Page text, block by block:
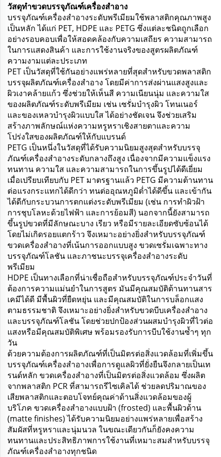
วัสดุทำขวดบรรจุภัณฑ์เครื่องสำอาง
บรรจุภัณฑ์เครื่องสำอางระดับพรีเมียมใช้พลาสติกคุณภาพสูง
เป็นหลัก ได้แก่ PET, HDPE และ PETG ซึ่งแต่ละชนิดถูกเลือก
อย่างรอบคอบเพื่อให้สอดคล้องกับความเสถียร ความสามารถ
ในการแสดงสินค้า และการใช้งานจริงของสูตรผลิตภัณฑ์
ความงามแต่ละประเภท
PET เป็นวัสดุที่ใช้กันอย่างแพร่หลายที่สุดสำหรับขวดพลาสติก
บรรจุผลิตภัณฑ์เครื่องสำอาง โดยมีค่าการส่งผ่านแสงสูงและ
ผิวเงาคล้ายแก้ว ซึ่งช่วยให้เห็นสี ความเนียนนุ่ม และความใส
ของผลิตภัณฑ์ระดับพรีเมียม เช่น เซรั่มบำรุงผิว โทนเนอร์
และของเหลวบำรุงผิวแบบใส ได้อย่างชัดเจน จึงช่วยเสริม
สร้างภาพลักษณ์แห่งความหรูหราเชิงสายตาและความ
โปร่งใสของผลิตภัณฑ์ให้กับแบรนด์
PETG เป็นหนึ่งในวัสดุที่ได้รับความนิยมสูงสุดสำหรับบรรจุ
ภัณฑ์เครื่องสำอางระดับกลางถึงสูง เนื่องจากมีความแข็งแรง
ทนทาน ความใส และความสามารถในการขึ้นรูปได้ดีเยี่ยม
เมื่อเปรียบเทียบกับ PET มาตรฐานแล้ว PETG มีความต้านทาน
ต่อแรงกระแทกได้ดีกว่า ทนต่ออุณหภูมิต่ำได้ดีขึ้น และเข้ากัน
ได้ดีกับกระบวนการตกแต่งระดับพรีเมียม (เช่น การทำผิวฝ้า
การชุบโลหะด้วยไฟฟ้า และการย้อมสี) นอกจากนี้ยังสามารถ
ขึ้นรูปขวดที่มีลักษณะบาง เรียว หรือมีรายละเอียดซับซ้อนได้
โดยไม่เกิดรอยแตกร้าว จึงเหมาะอย่างยิ่งสำหรับบรรจุภัณฑ์
ขวดเครื่องสำอางที่เน้นการออกแบบสูง ขวดเซรั่มเฉพาะทาง
บรรจุภัณฑ์โลชัน และภาชนะบรรจุเครื่องสำอางระดับ
พรีเมียม
HDPE เป็นทางเลือกที่น่าเชื่อถือสำหรับบรรจุภัณฑ์ประจำวันที่
ต้องการความแม่นยำในการสูตร มันมีคุณสมบัติต้านทานสาร
เคมีได้ดี มีพื้นผิวที่ยืดหยุ่น และมีคุณสมบัติในการบล็อกแสง
ตามธรรมชาติ จึงเหมาะอย่างยิ่งสำหรับขวดบีบเครื่องสำอาง
และบรรจุภัณฑ์โลชัน โดยช่วยปกป้องส่วนผสมบำรุงผิวที่ไวต่อ
แสงหรือมีคุณสมบัติพิเศษ พร้อมรองรับการบีบใช้งานซ้ำๆ ทุก
วัน
ด้วยความต้องการผลิตภัณฑ์ที่เป็นมิตรต่อสิ่งแวดล้อมที่เพิ่มขึ้น
บรรจุภัณฑ์เครื่องสำอางเพื่อการดูแลผิวที่ยั่งยืนจึงกลายเป็นเท
รนด์หลัก ขวดเครื่องสำอางที่เป็นมิตรต่อสิ่งแวดล้อม ซึ่งผลิต
จากพลาสติก PCR ที่สามารถรีไซเคิลได้ ช่วยลดปริมาณของ
เสียพลาสติกและตอบโจทย์คุณค่าด้านสิ่งแวดล้อมของผู้
บริโภค ขวดเครื่องสำอางแบบฝ้า (frosted) และพื้นผิวด้าน
(matte finishes) ได้รับความนิยมอย่างแพร่หลายเพื่อสร้าง
สัมผัสที่หรูหราและนุ่มนวล ในขณะเดียวกันก็ยังคงความ
ทนทานและประสิทธิภาพการใช้งานที่เหมาะสมสำหรับบรรจุ
ภัณฑ์เครื่องสำอางทุกชนิด